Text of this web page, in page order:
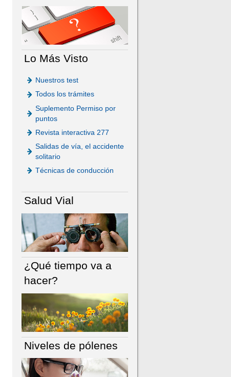
Lo Más Visto
Nuestros test
Todos los trámites
Suplemento Permiso por
puntos
Revista interactiva 277
Salidas de vía, el accidente
solitario
Técnicas de conducción
Salud Vial
¿Qué tiempo va a
hacer?
Niveles de pólenes